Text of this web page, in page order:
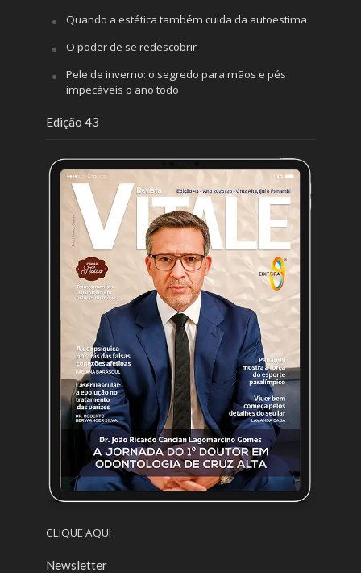
Quando a estética também cuida da autoestima
O poder de se redescobrir
Pele de inverno: o segredo para mãos e pés
impecáveis o ano todo
Edição 43
CLIQUE AQUI
Newsletter